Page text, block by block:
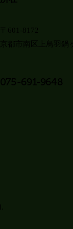
〒601-8172
京都市南区上鳥羽鍋
075-691-9648